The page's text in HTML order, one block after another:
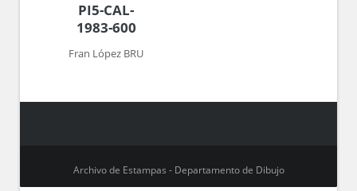
PI5-CAL-
1983-600
Fran López BRU
Archivo de Estampas - Departamento de Dibujo